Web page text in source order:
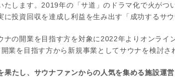
たします。2019年の「サ道」のドラマ化で火が
投資回収を達成し利益を生み出す「成功するサ
ナの開業を目指す方を対象に2022年よりオンライ
業を目指す方から新規事業としてサウナを検討さ
果たし、サウナファンからの人気を集める施設運